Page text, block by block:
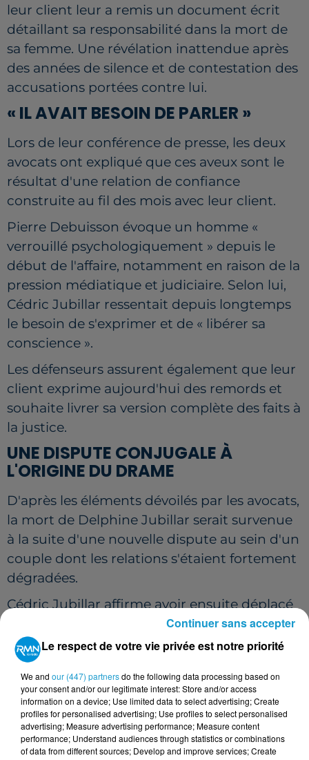
leur client leur a remis un document écrit
détaillant sa responsabilité dans la mort de
sa femme. Une révélation inattendue après
des années de silence et de contestation des
accusations portées contre lui.
« IL AVAIT BESOIN DE PARLER »
Lors de leur conférence de presse, les deux
avocats ont expliqué que ces aveux sont le
résultat d'une relation de confiance
construite au fil des mois avec leur client.
Pierre Debuisson évoque un homme «
verrouillé psychologiquement » depuis le
début de l'affaire, notamment en raison de la
pression médiatique et judiciaire. Selon lui,
Cédric Jubillar ressentait depuis longtemps
le besoin de s'exprimer et de « libérer sa
conscience ».
Les défenseurs assurent également que leur
client exprime aujourd'hui des remords et
souhaite livrer sa version complète des faits à
la justice.
UNE DISPUTE CONJUGALE À
L'ORIGINE DU DRAME
D'après les éléments dévoilés par les avocats,
la mort de Delphine Jubillar serait survenue
à la suite d'une nouvelle dispute au sein d'un
couple dont les relations s'étaient fortement
dégradées.
Cédric Jubillar affirme avoir ensuite déplacé
le corps de son épouse afin d'éviter que ses
enfants ne découvrent la scène. Il aurait
fourni certaines indications sur le lieu où
pourraient se trouver les restes de la victime,
sans toutefois entrer dans les détails à ce
stade.
Ces précisions devraient désormais être
Le respect de votre vie privée est notre priorité
We and our (447) partnersdo the following data processing based on
your consent and/or our legitimate interest: Store and/or access
information on a device; Use limited data to select advertising; Create
profiles for personalised advertising; Use profiles to select personalised
advertising; Measure advertising performance; Measure content
performance; Understand audiences through statistics or combinations
of data from different sources; Develop and improve services; Create
Continuer sans accepter